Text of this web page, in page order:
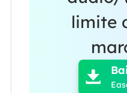
limite
